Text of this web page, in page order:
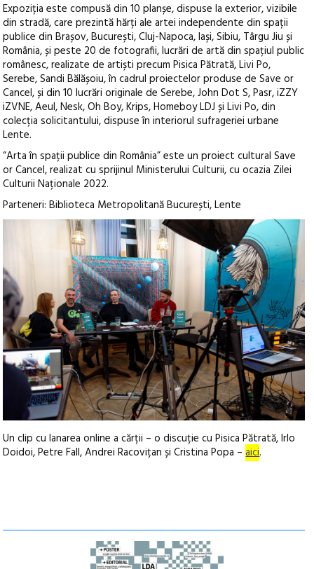
Expoziția este compusă din 10 planșe, dispuse la exterior, vizibile
din stradă, care prezintă hărți ale artei independente din spații
publice din Brașov, București, Cluj-Napoca, Iași, Sibiu, Târgu Jiu și
România, și peste 20 de fotografii, lucrări de artă din spațiul public
românesc, realizate de artiști precum Pisica Pătrată, Livi Po,
Serebe, Sandi Bălășoiu, în cadrul proiectelor produse de Save or
Cancel, și din 10 lucrări originale de Serebe, John Dot S, Pasr, iZZY
iZVNE, Aeul, Nesk, Oh Boy, Krips, Homeboy LDJ și Livi Po, din
colecția solicitantului, dispuse în interiorul sufrageriei urbane
Lente.
“Arta în spații publice din România” este un proiect cultural Save
or Cancel, realizat cu sprijinul Ministerului Culturii, cu ocazia Zilei
Culturii Naționale 2022.
Parteneri: Biblioteca Metropolitană București, Lente
Un clip cu lanarea online a cărții – o discuție cu Pisica Pătrată, Irlo
Doidoi, Petre Fall, Andrei Racovițan și Cristina Popa –aici.